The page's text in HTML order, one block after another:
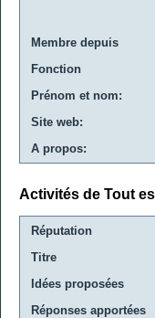
Membre depuis
Fonction
Prénom et nom:
Site web:
A propos:
Activités de Tout
Réputation
Titre
Idées proposées
Réponses apportées